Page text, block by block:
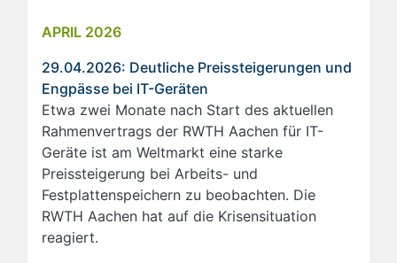
APRIL 2026
29.04.2026: Deutliche Preissteigerungen und
Engpässe bei IT-Geräten
Etwa zwei Monate nach Start des aktuellen
Rahmenvertrags der RWTH Aachen für IT-
Geräte ist am Weltmarkt eine starke
Preissteigerung bei Arbeits- und
Festplattenspeichern zu beobachten. Die
RWTH Aachen hat auf die Krisensituation
reagiert.